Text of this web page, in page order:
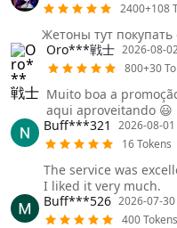
2400+108
Жетоны тут
Oro***戦士 2026-08-
800+30
Muito boa a
aqui aproveitando 😃
Buff***321
2026-08-
16 Tokens
The service was
I liked it very much.
Buff***526 2026-07-
400 Tokens